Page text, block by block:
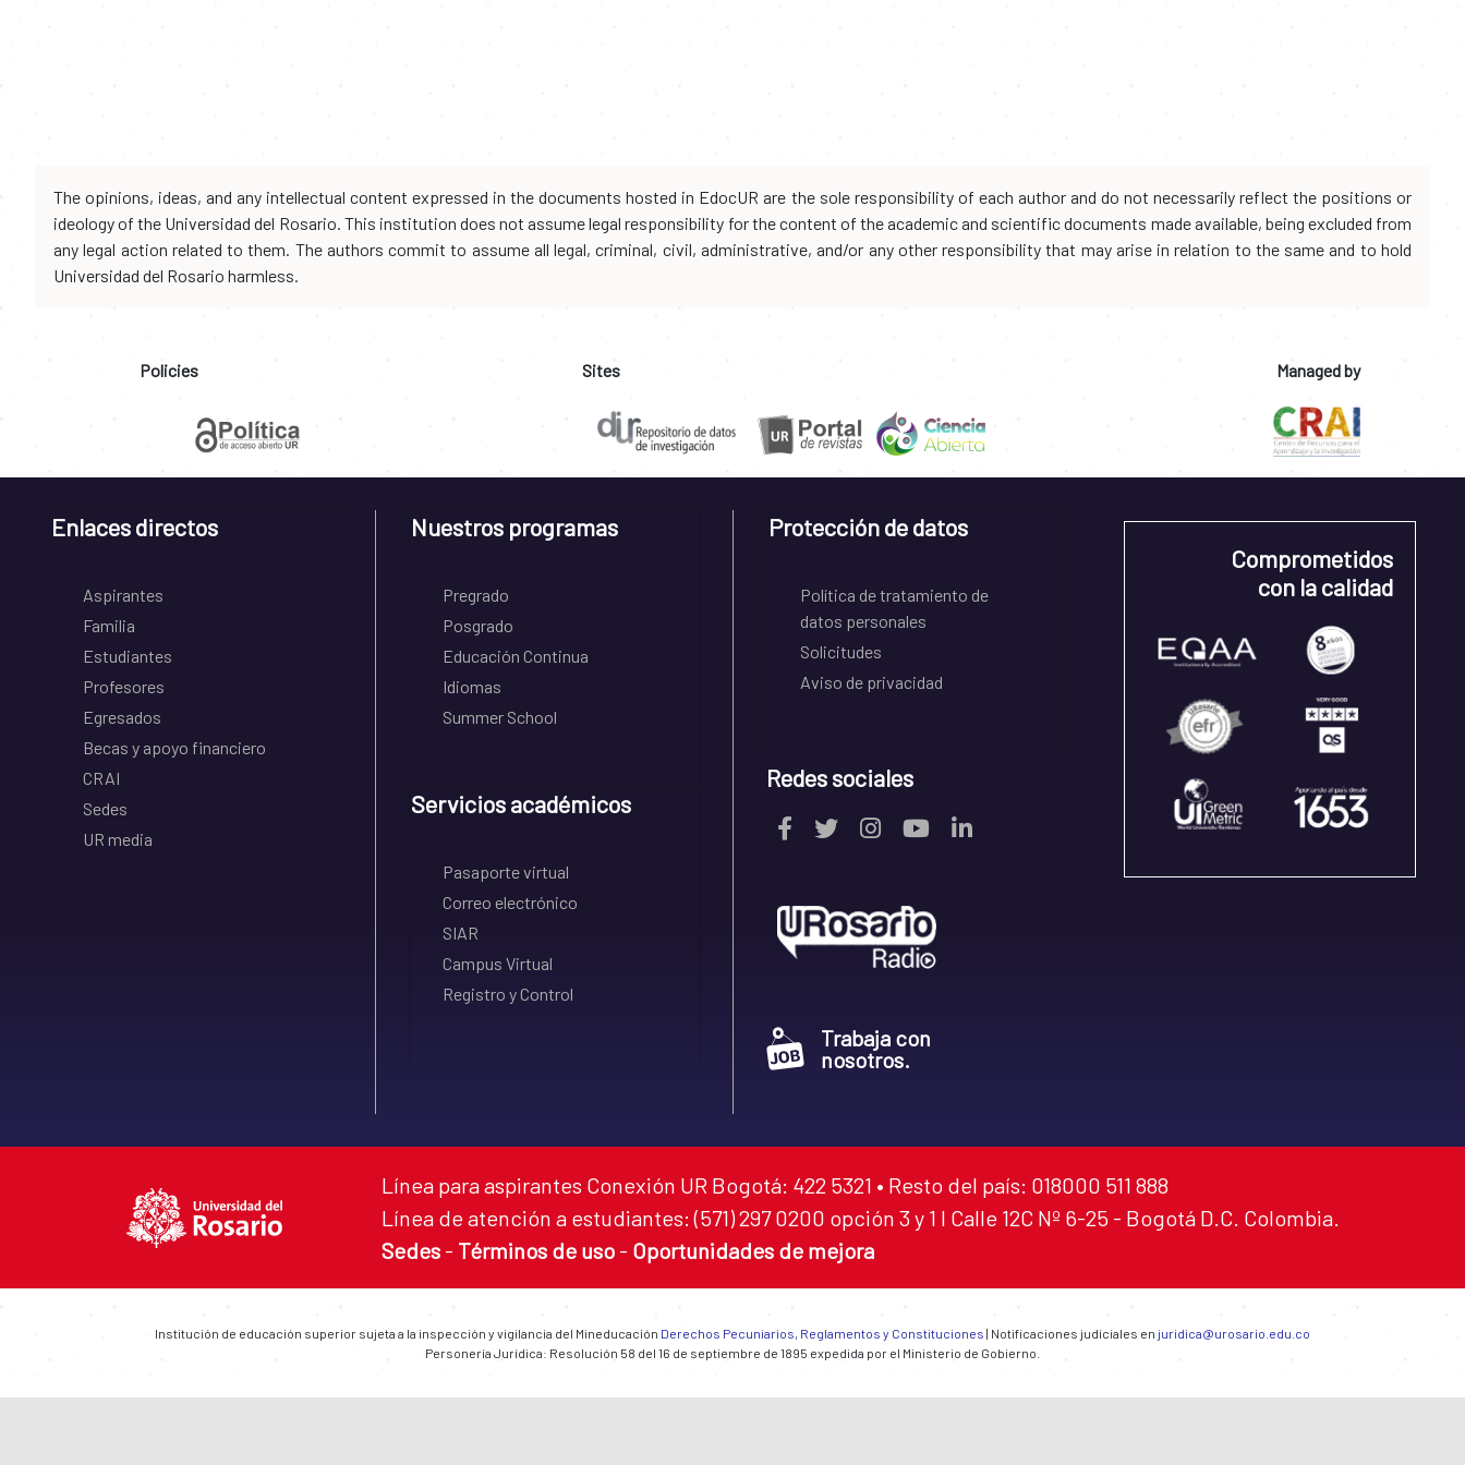
The opinions, ideas, and any intellectual content expressed in the documents hosted in EdocUR are the sole responsibility of each author and do not necessarily reflect the positions or
ideology of the Universidad del Rosario. This institution does not assume legal responsibility for the content of the academic and scientific documents made available, being excluded from
any legal action related to them. The authors commit to assume all legal, criminal, civil, administrative, and/or any other responsibility that may arise in relation to the same and to hold
Universidad del Rosario harmless.
Policies Sites Managed by
Enlaces directos
Aspirantes
Familia
Estudiantes
Profesores
Egresados
Becas y apoyo financiero
CRAI
Sedes
UR media
Nuestros programas
Pregrado
Posgrado
Educación Continua
Idiomas
Summer School
Servicios académicos
Pasaporte virtual
Correo electrónico
SIAR
Campus Virtual
Registro y Control
Protección de datos
Política de tratamiento de
datos personales
Solicitudes
Aviso de privacidad
Redes sociales
Trabaja con
nosotros.
Comprometidos
con la calidad
Línea para aspirantes Conexión UR Bogotá: 422 5321 • Resto del país: 018000 511 888
Línea de atención a estudiantes: (571) 297 0200 opción 3 y 1 I Calle 12C Nº 6-25 - Bogotá D.C. Colombia.
Sedes - Términos de uso - Oportunidades de mejora
Institución de educación superior sujeta a la inspección y vigilancia del Mineducación Derechos Pecuniarios, Reglamentos y Constituciones | Notificaciones judiciales en juridica@urosario.edu.co
Personería Jurídica: Resolución 58 del 16 de septiembre de 1895 expedida por el Ministerio de Gobierno.